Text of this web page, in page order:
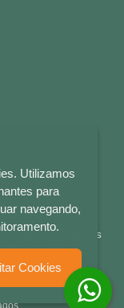
Shopping - AV. NAÇÕES
- RS
Utilizamos
para
navegando,
Cookies